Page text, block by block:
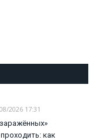
2026 17:31
как